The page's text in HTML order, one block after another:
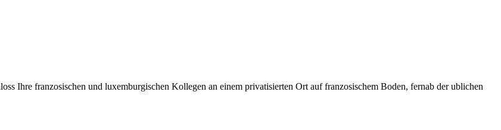
Ihre franzosischen und luxemburgischen Kollegen an einem privatisierten Ort auf franzosischem Boden, fernab der ublichen